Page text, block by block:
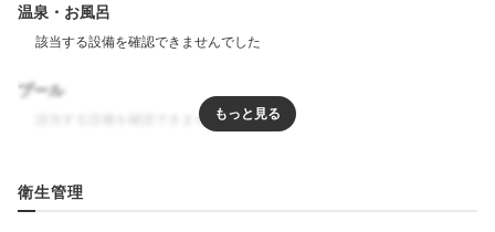
Dinner
テイクアウトグルメを
お部屋で堪能
温泉・お風呂
プール
ジム・フィットネス
衛生管理